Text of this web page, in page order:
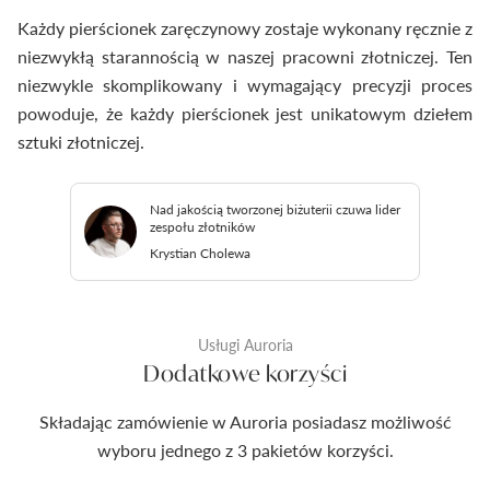
Każdy pierścionek zaręczynowy zostaje wykonany ręcznie z
niezwykłą starannością w naszej pracowni złotniczej. Ten
niezwykle skomplikowany i wymagający precyzji proces
powoduje, że każdy pierścionek jest unikatowym dziełem
sztuki złotniczej.
Nad jakością tworzonej biżuterii czuwa lider
zespołu złotników
Krystian Cholewa
Usługi Auroria
Dodatkowe korzyści
Składając zamówienie w Auroria posiadasz możliwość
wyboru jednego z 3 pakietów korzyści.